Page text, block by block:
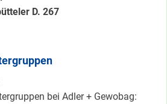
D. 267
bei Adler + Gewobag: